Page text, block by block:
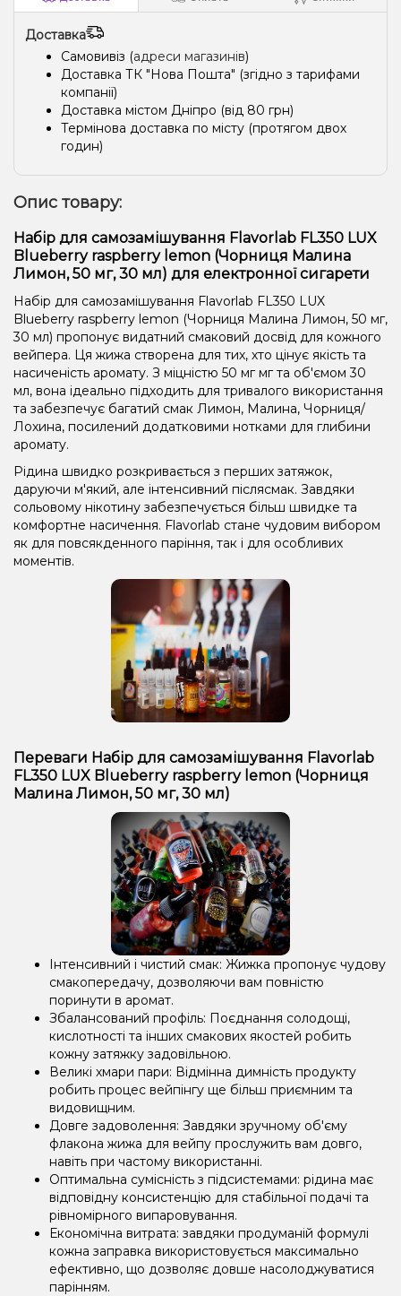
Доставка
Самовивіз (адреси магазинів)
Доставка ТК "Нова Пошта" (згідно з тарифами
компанії)
Доставка містом Дніпро (від 80 грн)
Термінова доставка по місту (протягом двох
годин)
Опис товару:
Набір для самозамішування Flavorlab FL350 LUX
Blueberry raspberry lemon (Чорниця Малина
Лимон, 50 мг, 30 мл) для електронної сигарети
Набір для самозамішування Flavorlab FL350 LUX
Blueberry raspberry lemon (Чорниця Малина Лимон, 50 мг,
30 мл) пропонує видатний смаковий досвід для кожного
вейпера. Ця жижа створена для тих, хто цінує якість та
насиченість аромату. З міцністю 50 мг мг та об'ємом 30
мл, вона ідеально підходить для тривалого використання
та забезпечує багатий смак Лимон, Малина, Чорниця/
Лохина, посилений додатковими нотками для глибини
аромату.
Рідина швидко розкривається з перших затяжок,
даруючи м'який, але інтенсивний післясмак. Завдяки
сольовому нікотину забезпечується більш швидке та
комфортне насичення. Flavorlab стане чудовим вибором
як для повсякденного паріння, так і для особливих
моментів.
Переваги Набір для самозамішування Flavorlab
FL350 LUX Blueberry raspberry lemon (Чорниця
Малина Лимон, 50 мг, 30 мл)
Інтенсивний і чистий смак: Жижка пропонує чудову
смакопередачу, дозволяючи вам повністю
поринути в аромат.
Збалансований профіль: Поєднання солодощі,
кислотності та інших смакових якостей робить
кожну затяжку задовільною.
Великі хмари пари: Відмінна димність продукту
робить процес вейпінгу ще більш приємним та
видовищним.
Довге задоволення: Завдяки зручному об'єму
флакона жижа для вейпу прослужить вам довго,
навіть при частому використанні.
Оптимальна сумісність з підсистемами: рідина має
відповідну консистенцію для стабільної подачі та
рівномірного випаровування.
Економічна витрата: завдяки продуманій формулі
кожна заправка використовується максимально
ефективно, що дозволяє довше насолоджуватися
парінням.